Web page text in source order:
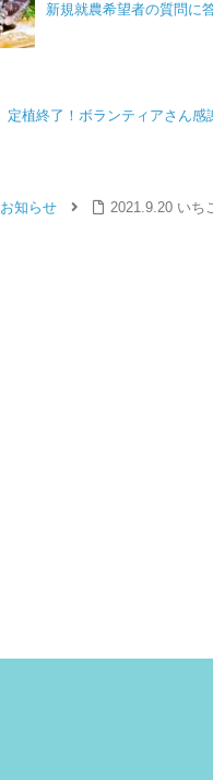
新規就農希望者の質問に
定植終了！ボランティアさん
お知らせ 2021.9.20 いち